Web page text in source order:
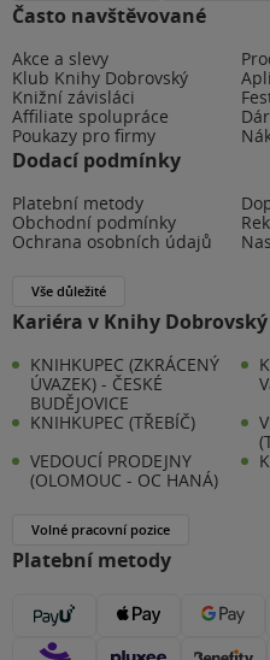
Často navštěvované
Akce a slevy
Klub Knihy Dobrovský
Knižní závisláci
Affiliate spolupráce
Poukazy pro firmy
Dodací podmínky
Platební metody
Obchodní podmínky
Ochrana osobních údajů
Vše důležité
Kariéra v Knihy Dobrovský
KNIHKUPEC (ZKRÁCENÝ
ÚVAZEK) - ČESKÉ
BUDĚJOVICE
KNIHKUPEC (TŘEBÍČ)
VEDOUCÍ PRODEJNY
(OLOMOUC - OC HANÁ)
Volné pracovní pozice
Platební metody